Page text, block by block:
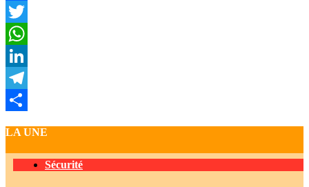
Facebook
Twitter
WhatsApp
LinkedIn
Telegram
LA UNE
Sécurité